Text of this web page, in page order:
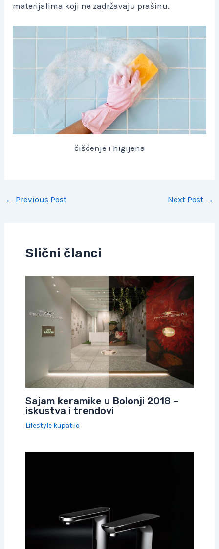
materijalima koji ne zadržavaju prašinu.
čišćenje i higijena
Post
← Previous Post Next Post →
Slični članci
Sajam keramike u Bolonji 2018 –
iskustva i trendovi
Lifestyle kupatilo